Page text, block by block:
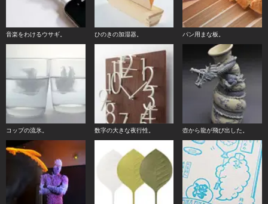
音楽をわけるウサギ。 ひのきの加湿器。 パン用まな板。
コップの流氷。 数字の大きな夜行性。 壺から龍が飛び出した。